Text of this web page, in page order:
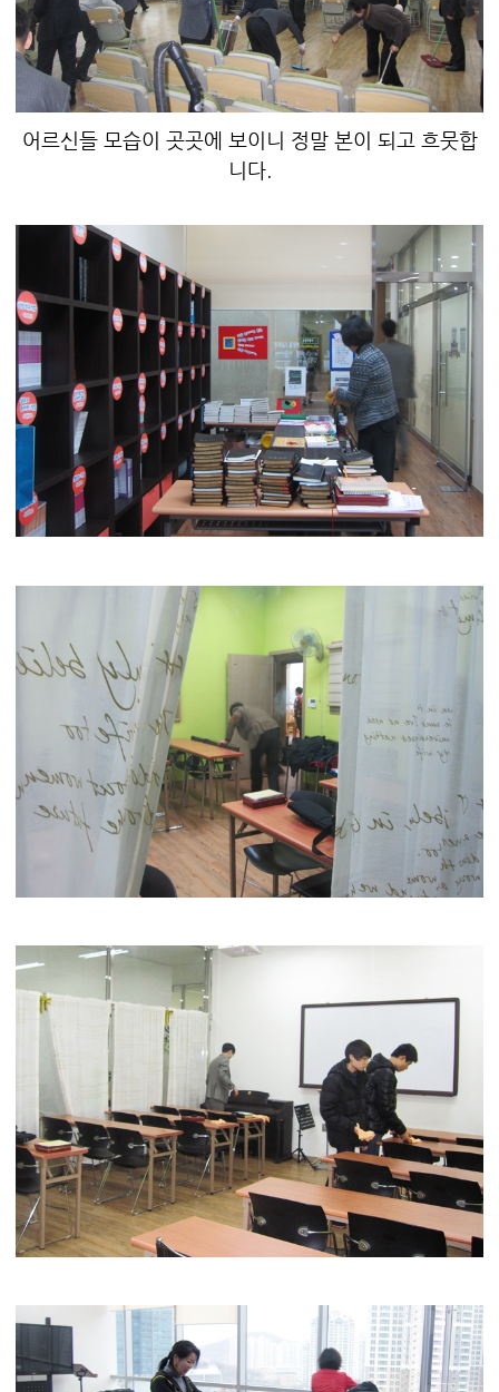
어르신들 모습이 곳곳에 보이니 정말 본이 되고 흐뭇합
니다.